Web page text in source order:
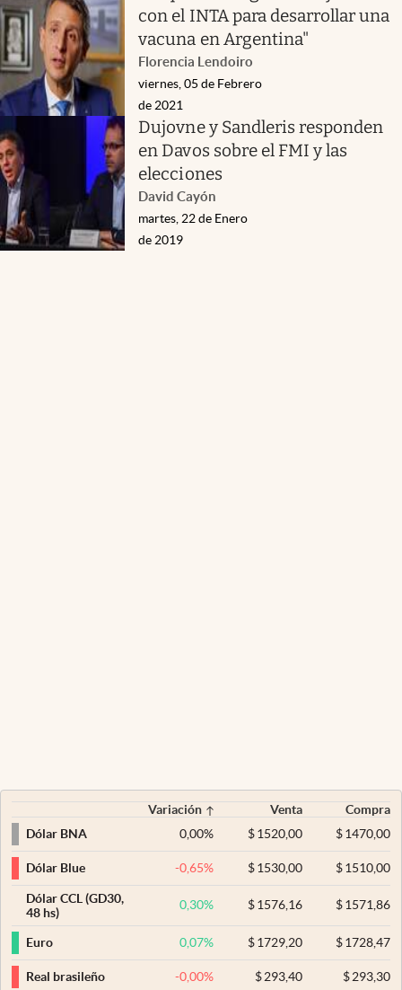
con el INTA para desarrollar una
vacuna en Argentina"
Florencia Lendoiro
viernes, 05 de Febrero
de 2021
Dujovne y Sandleris responden
en Davos sobre el FMI y las
elecciones
David Cayón
martes, 22 de Enero
de 2019
Variación Venta
Compra
Dólar BNA
0,00% $ 1520,00 $1470,00
Dólar Blue -0,65% $ 1530,00 $1510,00
Dólar CCL (GD30,
48 hs)
0,30% $ 1576,16 $1571,86
Euro 0,07% $ 1729,20 $1728,47
Real brasileño -0,00% $ 293,40 $293,30